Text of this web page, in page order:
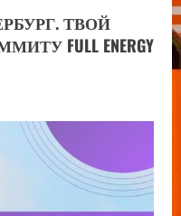
ТВОЙ
FULL ENERGY